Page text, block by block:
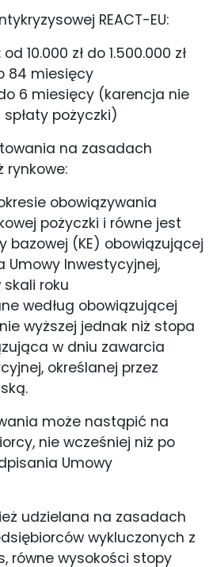
REACT-EU:
10.000 zł do 1.500.000 zł
84 miesięcy
6 miesięcy (karencja nie
pożyczki)
na zasadach
rynkowe:
obowiązywania
pożyczki i równe jest
bazowej (KE) obowiązującej
Umowy Inwestycyjnej,
skali roku
według obowiązującej
wyższej jednak niż stopa
w dniu zawarcia
określanej przez
może nastąpić na
nie wcześniej niż po
Umowy
udzielana na zasadach
wykluczonych z
równe wysokości stopy